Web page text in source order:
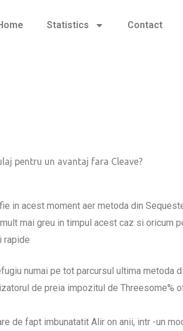
Statistics Contact
pentru un avantaj fara Cleave?
in acest moment aer metoda din
mai greu in timpul acest caz si oricum
rapide
numai pe tot parcursul ultima metoda
de preia impozitul de Threesome%
de fapt imbunatatit Alir on anii, intr -un